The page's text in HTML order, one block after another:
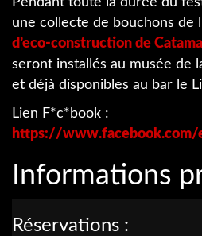
une collecte de bouchons de
d’eco-construction de
seront installés au musée de
et déjà disponibles au bar le
Lien F*c*book :
https://www.facebook.com/
Informations
Réservations :